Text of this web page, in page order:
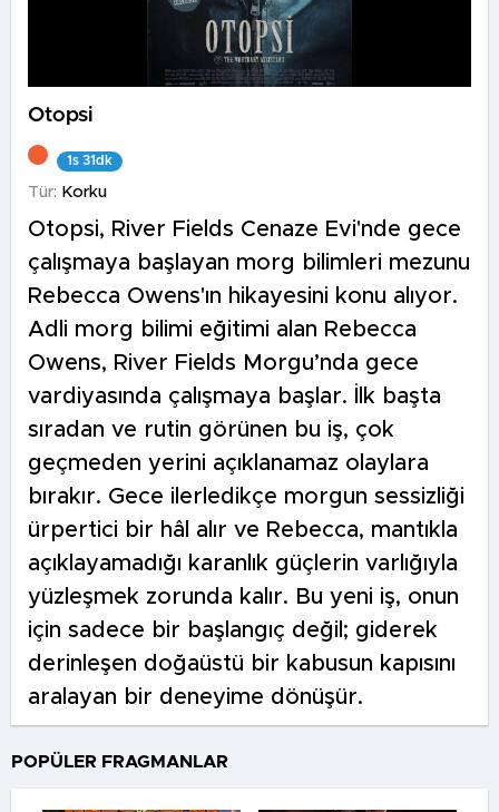
Otopsi
1s 31dk
Tür: Korku
Otopsi, River Fields Cenaze Evi'nde gece
çalışmaya başlayan morg bilimleri mezunu
Rebecca Owens'ın hikayesini konu alıyor.
Adli morg bilimi eğitimi alan Rebecca
Owens, River Fields Morgu’nda gece
vardiyasında çalışmaya başlar. İlk başta
sıradan ve rutin görünen bu iş, çok
geçmeden yerini açıklanamaz olaylara
bırakır. Gece ilerledikçe morgun sessizliği
ürpertici bir hâl alır ve Rebecca, mantıkla
açıklayamadığı karanlık güçlerin varlığıyla
yüzleşmek zorunda kalır. Bu yeni iş, onun
için sadece bir başlangıç değil; giderek
derinleşen doğaüstü bir kabusun kapısını
aralayan bir deneyime dönüşür.
POPÜLER FRAGMANLAR